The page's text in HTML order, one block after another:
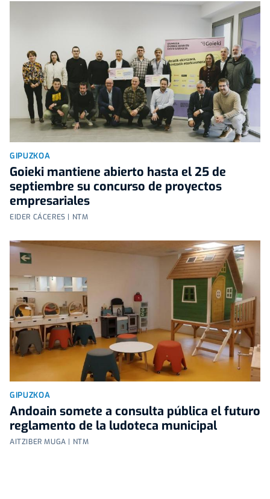
GIPUZKOA
Goieki mantiene abierto hasta el 25 de
septiembre su concurso de proyectos
empresariales
EIDER CÁCERES | NTM
GIPUZKOA
Andoain somete a consulta pública el futuro
reglamento de la ludoteca municipal
AITZIBER MUGA | NTM